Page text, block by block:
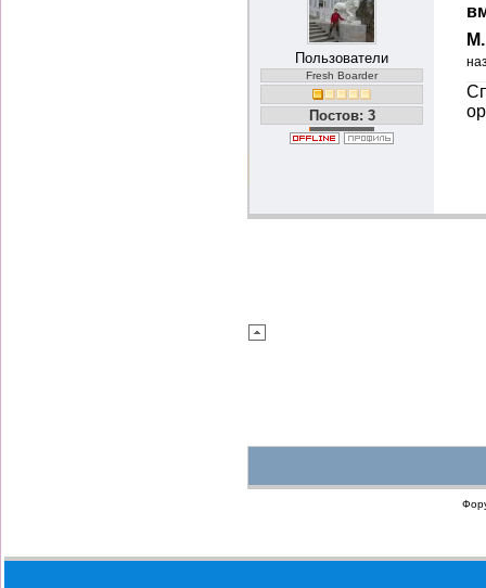
Пользователи
Fresh Boarder
Постов: 3